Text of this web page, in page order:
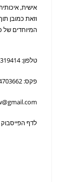
אישית,
וזאת כמובן
המיוחדים של
טלפון: 072-3319414
פקס: 077-4703662
לדף הפייסבוק